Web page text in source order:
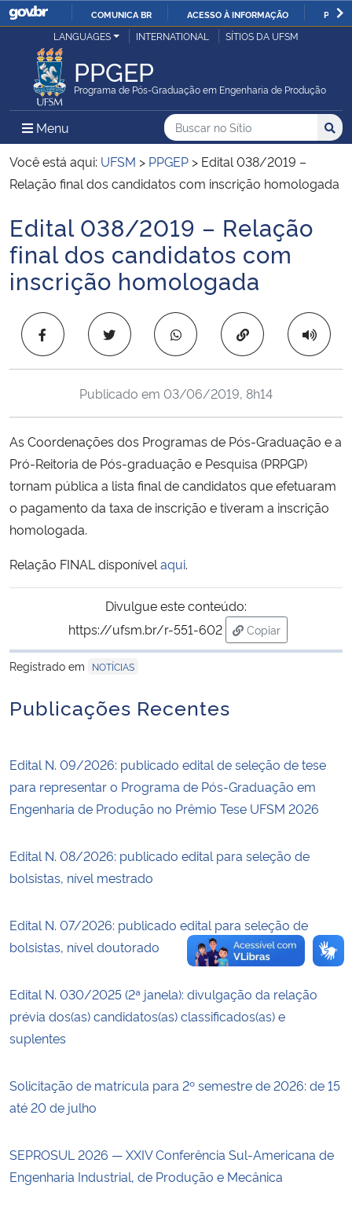
IR
COMUNICA BR ACESSO À INFORMAÇÃO
Ministério da Justiça e Segurança Pública
Ministério da Defesa
Ministério das Relações Exteriores
Ministério da Infraestrutura
Ministério da Agricultura, Pecuária e Abastecimento
Ministério da Educação
Ministério de Minas e Energia
Ministério da Ciência, Tecnologia, Inovações e Comunicações
Ministério do Meio Ambiente
Ministério do Turismo
Ministério do Desenvolvimento Regional
Controladoria-Geral da União
Ministério da Mulher, da Família e dos Direitos Humanos
Secretaria de Governo
Advocacia-Geral da União
Planalto
LANGUAGES INTERNATIONAL SÍTIOS DA UFSM
PPGEP
Programa de Pós-Graduação em Engenharia de Produção
Menu Menu Principal do Sítio
Busca
Buscar no no Sítio
Busca:
Você está aqui: UFSM > PPGEP > Edital 038/2019 –
Relação final dos candidatos com inscrição homologada
Início do conteúdo
Edital 038/2019 – Relação
final dos candidatos com
inscrição homologada
Copiar para área
Publicado em 03/06/2019, 8h14
As Coordenações dos Programas de Pós-Graduação e a
Pró-Reitoria de Pós-graduação e Pesquisa (PRPGP)
tornam pública a lista final de candidatos que efetuaram
o pagamento da taxa de inscrição e tiveram a inscrição
homologada.
Relação FINAL disponível aqui.
Divulgue este conteúdo:
https://ufsm.br/r-551-602
Copiar
para área de
Registrado em
NOTÍCIAS
Publicações Recentes
Edital N. 09/2026: publicado edital de seleção de tese
para representar o Programa de Pós-Graduação em
Engenharia de Produção no Prêmio Tese UFSM 2026
Edital N. 08/2026: publicado edital para seleção de
bolsistas, nível mestrado
Edital N. 07/2026: publicado edital para seleção de
bolsistas, nível doutorado
Edital N. 030/2025 (2ª janela): divulgação da relação
prévia dos(as) candidatos(as) classificados(as) e
suplentes
Solicitação de matrícula para 2º semestre de 2026: de 15
até 20 de julho
SEPROSUL 2026 — XXIV Conferência Sul-Americana de
Engenharia Industrial, de Produção e Mecânica